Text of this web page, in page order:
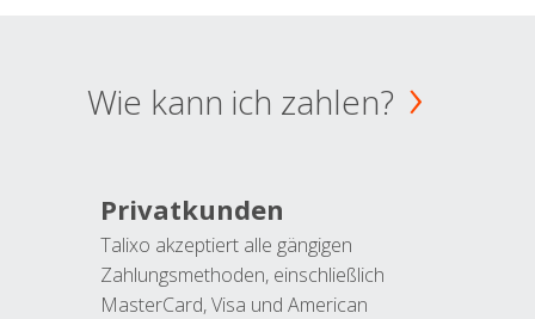
Wie kann ich zahlen?
Privatkunden
Talixo akzeptiert alle gängigen
Zahlungsmethoden, einschließlich
MasterCard, Visa und American